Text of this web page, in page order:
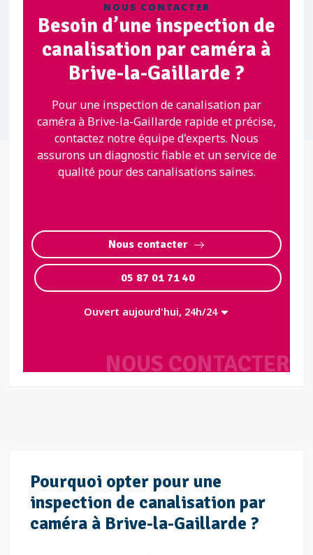
NOUS CONTACTER
NOUS CONTACTER
Besoin d’une inspection de
canalisation par caméra à
Brive-la-Gaillarde ?
Pour une inspection de canalisation par
caméra à Brive-la-Gaillarde rapide et précise,
contactez notre équipe d'experts. Nous
assurons un diagnostic fiable et un service de
qualité pour des canalisations saines.
Nous contacter
05 87 01 71 40
Ouvert aujourd'hui, 24h/24
Pourquoi opter pour une
inspection de canalisation par
caméra à Brive-la-Gaillarde ?